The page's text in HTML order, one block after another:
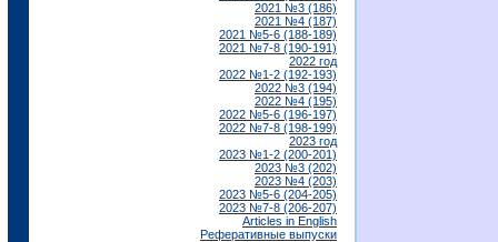
2021 №3 (186)
2021 №4 (187)
2021 №5-6 (188-189)
2021 №7-8 (190-191)
2022 год
2022 №1-2 (192-193)
2022 №3 (194)
2022 №4 (195)
2022 №5-6 (196-197)
2022 №7-8 (198-199)
2023 год
2023 №1-2 (200-201)
2023 №3 (202)
2023 №4 (203)
2023 №5-6 (204-205)
2023 №7-8 (206-207)
Articles in English
Реферативные выпуски